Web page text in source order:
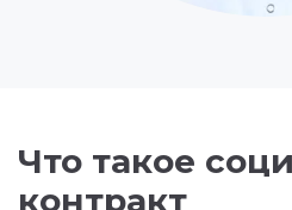
Что такое
контракт